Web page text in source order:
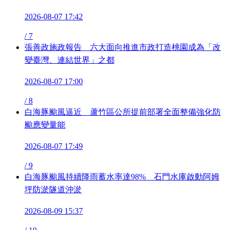
2026-08-07 17:42
/ 7
張善政施政報告 六大面向推進市政打造桃園成為「改
變臺灣、連結世界」之都
2026-08-07 17:00
/ 8
白海豚颱風逼近 蘆竹區公所提前部署全面整備強化防
颱應變量能
2026-08-07 17:49
/ 9
白海豚颱風持續降雨蓄水率達98% 石門水庫啟動阿姆
坪防淤隧道沖淤
2026-08-09 15:37